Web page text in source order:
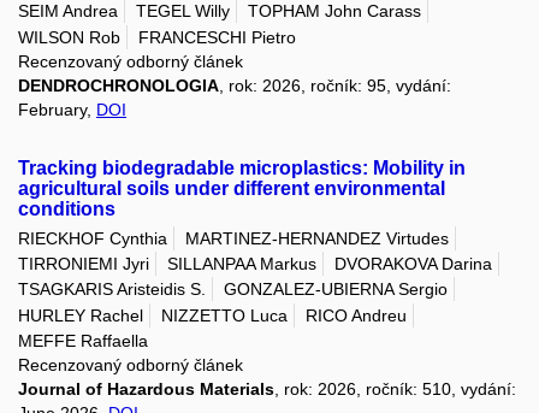
SEIM Andrea
TEGEL Willy
TOPHAM John Carass
WILSON Rob
FRANCESCHI Pietro
Recenzovaný odborný článek
DENDROCHRONOLOGIA , rok: 2026, ročník: 95, vydání:
February, DOI
Tracking biodegradable microplastics: Mobility in
agricultural soils under different environmental
conditions
RIECKHOF Cynthia
MARTINEZ-HERNANDEZ Virtudes
TIRRONIEMI Jyri
SILLANPAA Markus
DVORAKOVA Darina
TSAGKARIS Aristeidis S.
GONZALEZ-UBIERNA Sergio
HURLEY Rachel
NIZZETTO Luca
RICO Andreu
MEFFE Raffaella
Recenzovaný odborný článek
Journal of Hazardous Materials , rok: 2026, ročník: 510, vydání: